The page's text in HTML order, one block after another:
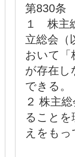
第830条
１ 株主
立総会（
おいて「
が存在し
できる。
２ 株主
ることを
えをもっ